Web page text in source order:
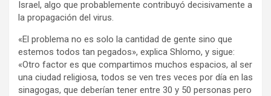
Israel, algo que probablemente contribuyó decisivamente a
la propagación del virus.
«El problema no es solo la cantidad de gente sino que
estemos todos tan pegados», explica Shlomo, y sigue:
«Otro factor es que compartimos muchos espacios, al ser
una ciudad religiosa, todos se ven tres veces por día en las
sinagogas, que deberían tener entre 30 y 50 personas pero